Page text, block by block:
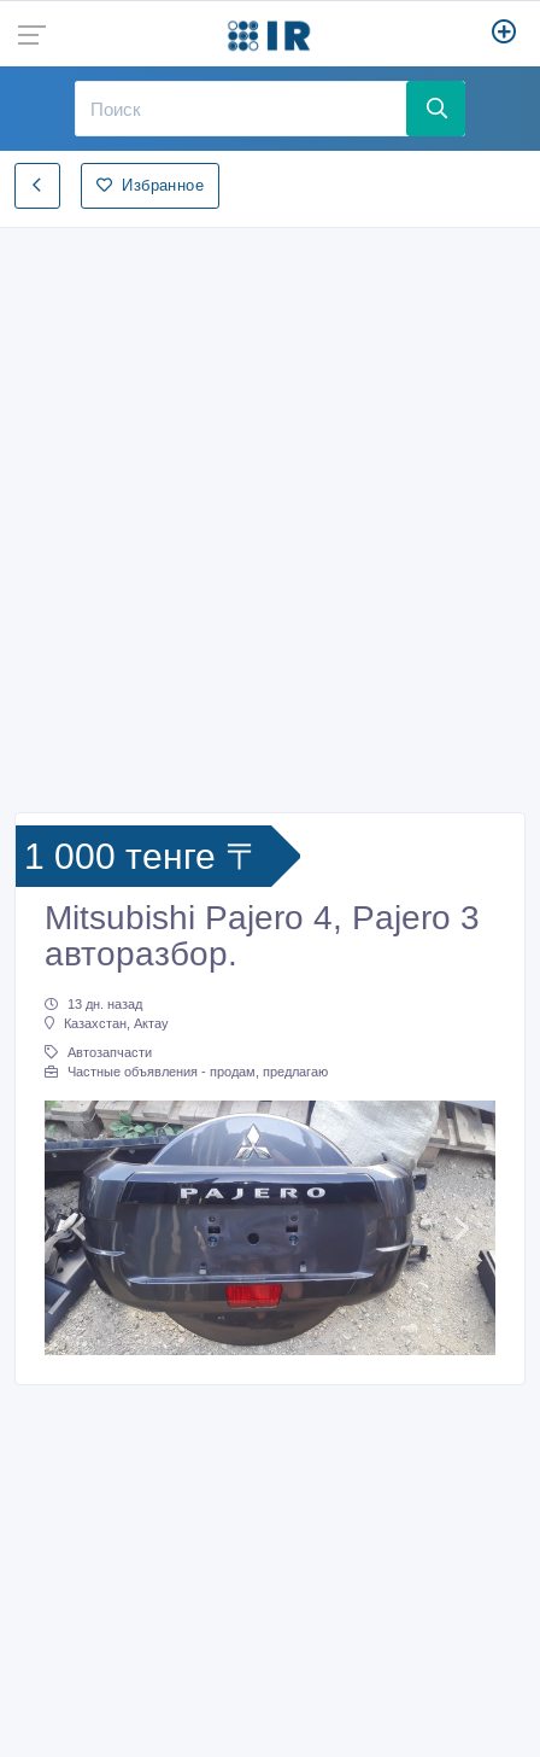
Избранное
1 000 тенге 〒
Mitsubishi Pajero 4, Pajero 3
авторазбор.
13 дн. назад
Казахстан, Актау
Автозапчасти
Частные объявления - продам, предлагаю